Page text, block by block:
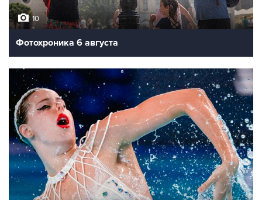
10
Фотохроника 6 августа